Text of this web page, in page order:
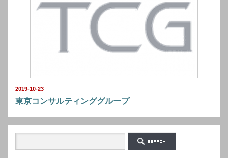
2019-10-23
東京コンサルティンググループ